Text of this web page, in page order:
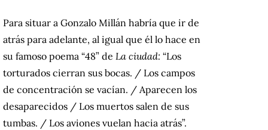
Para situar a Gonzalo Millán habría que ir de
atrás para adelante, al igual que él lo hace en
su famoso poema “48” de La ciudad: “Los
torturados cierran sus bocas. / Los campos
de concentración se vacían. / Aparecen los
desaparecidos / Los muertos salen de sus
tumbas. / Los aviones vuelan hacia atrás”.